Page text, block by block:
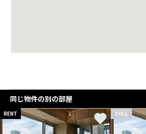
同じ物件の別の部屋
RENT FULL